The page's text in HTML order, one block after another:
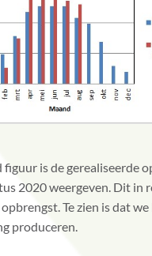
figuur is de gerealiseerde
2020 weergeven. Dit in
Te zien is dat we
produceren.